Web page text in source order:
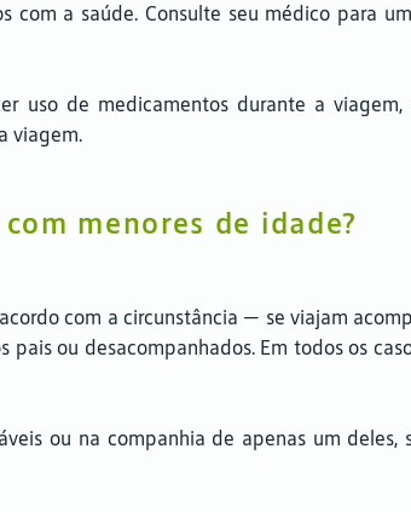
a saúde. Consulte seu médico para
uso de medicamentos durante a
viagem.
menores de idade?
com a circunstância — se viajam
ou desacompanhados. Em todos os
ou na companhia de apenas um deles,